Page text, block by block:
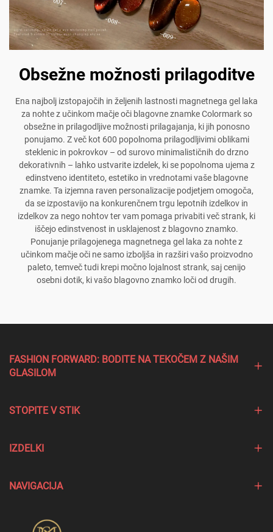
Obsežne možnosti prilagoditve
Ena najbolj izstopajočih in željenih lastnosti magnetnega gel laka
za nohte z učinkom mačje oči blagovne znamke Colormark so
obsežne in prilagodljive možnosti prilagajanja, ki jih ponosno
ponujamo. Z več kot 600 popolnoma prilagodljivimi oblikami
steklenic in pokrovkov – od surovo minimalističnih do drzno
dekorativnih – lahko ustvarite izdelek, ki se popolnoma ujema z
edinstveno identiteto, estetiko in vrednotami vaše blagovne
znamke. Ta izjemna raven personalizacije podjetjem omogoča,
da se izpostavijo na konkurenčnem trgu lepotnih izdelkov in
izdelkov za nego nohtov ter vam pomaga privabiti več strank, ki
iščejo edinstvenost in usklajenost z blagovno znamko.
Ponujanje prilagojenega magnetnega gel laka za nohte z
učinkom mačje oči ne samo izboljša in razširi vašo proizvodno
paleto, temveč tudi krepi močno lojalnost strank, saj cenijo
osebni dotik, ki vašo blagovno znamko loči od drugih.
FASHION FORWARD: BODITE NA TEKOČEM Z NAŠIM
GLASILOM
STOPITE V STIK
IZDELKI
NAVIGACIJA